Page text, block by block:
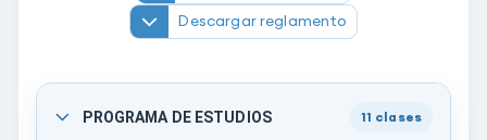
Descargar reglamento
PROGRAMA DE ESTUDIOS 11 clases